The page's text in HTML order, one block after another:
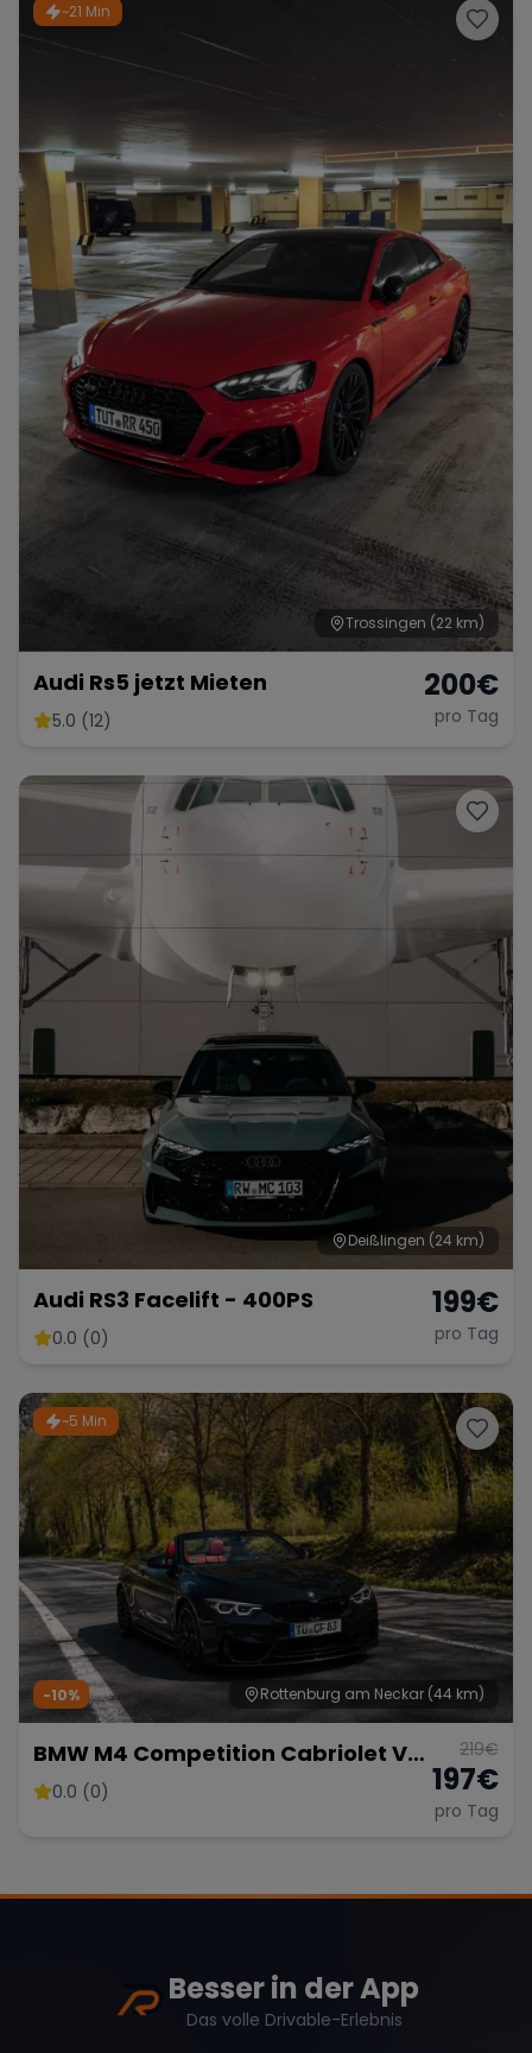
Range Rover
~21 Min
Trossingen (22 km)
Audi Rs5 jetzt Mieten
5.0 (12)
200€
pro Tag
Deißlingen (24 km)
Audi RS3 Facelift - 400PS
0.0 (0)
199€
pro Tag
~5 Min
Rottenburg am Neckar (44 km)
-10%
BMW M4 Competition Cabriolet Vor
Opf!!!
0.0 (0)
219€
197€
pro Tag
Besser in der App
Das volle Drivable-Erlebnis